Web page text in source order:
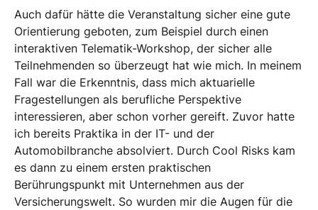
Auch dafür hätte die Veranstaltung sicher eine gute
Orientierung geboten, zum Beispiel durch einen
interaktiven Telematik-Workshop, der sicher alle
Teilnehmenden so überzeugt hat wie mich. In meinem
Fall war die Erkenntnis, dass mich aktuarielle
Fragestellungen als berufliche Perspektive
interessieren, aber schon vorher gereift. Zuvor hatte
ich bereits Praktika in der IT- und der
Automobilbranche absolviert. Durch Cool Risks kam
es dann zu einem ersten praktischen
Berührungspunkt mit Unternehmen aus der
Versicherungswelt. So wurden mir die Augen für die